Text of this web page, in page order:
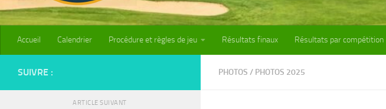
Accueil Calendrier Procédure et règles de jeu Résultats finaux Résultats par compétition
PHOTOS / PHOTOS 2025
SUIVRE :
ARTICLE SUIVANT